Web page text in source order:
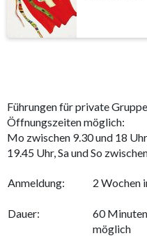
Führungen für private
Öffnungszeiten möglich:
Mo zwischen 9.30 und 18
19.45 Uhr, Sa und So
Anmeldung: 2 Wochen
Dauer:
60
möglich